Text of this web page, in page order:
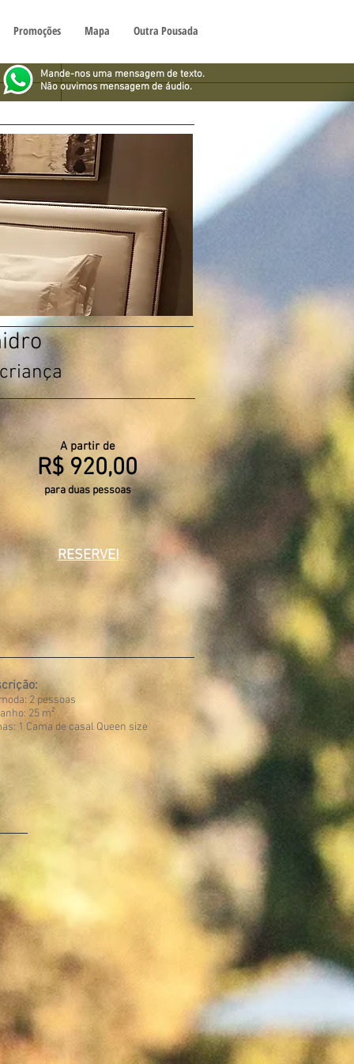
Promoções Mapa Outra Pousada
Mande-nos uma mensagem de texto.
Não ouvimos mensagem de áudio.
A partir de
R$ 920,00
para duas pessoas
RESERVE!
2 pessoas
25 m²
1 Cama de casal Queen size